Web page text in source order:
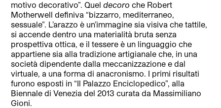
motivo decorativo”. Queldecoro che Robert
Motherwell definiva “bizzarro, mediterraneo,
sessuale”. L’arazzo è un’immagine sia visiva che tattile,
si accende dentro una materialità bruta senza
prospettiva ottica, e il tessere è un linguaggio che
appartiene sia alla tradizione artigianale che, in una
società dipendente dalla meccanizzazione e dal
virtuale, a una forma di anacronismo. I primi risultati
furono esposti in “Il Palazzo Enciclopedico”, alla
Biennale di Venezia del 2013 curata da Massimiliano
Gioni.